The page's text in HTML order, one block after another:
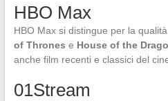
HBO Max
HBO Max si distingue per la
of Thrones e House of the
anche film recenti e classici del
01Stream